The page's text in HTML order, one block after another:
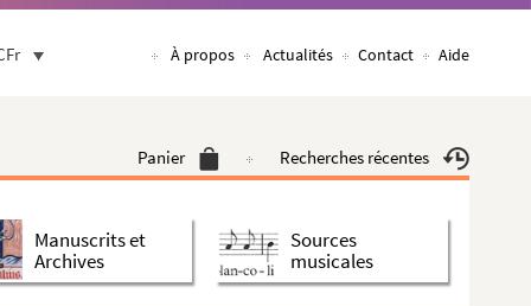
À propos Actualités Contact Aide
Panier Recherches récentes
Manuscrits et
Archives
Sources
musicales